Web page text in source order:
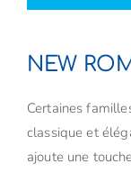
NEW
Certaines
classique et
ajoute une